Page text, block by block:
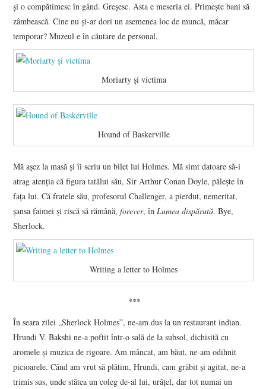
şi o compătimesc în gând. Greşesc. Asta e meseria ei. Primeşte bani să
zâmbească. Cine nu şi-ar dori un asemenea loc de muncă, măcar
temporar? Muzeul e în căutare de personal.
Moriarty şi victima
Hound of Baskerville
Mă aşez la masă şi îi scriu un bilet lui Holmes. Mă simt datoare să-i
atrag atenţia că figura tatălui său, Sir Arthur Conan Doyle, păleşte în
faţa lui. Că fratele său, profesorul Challenger, a pierdut, nemeritat,
şansa faimei şi riscă să rămână,forever, înLumea dispărută. Bye,
Sherlock.
Writing a letter to Holmes
***
În seara zilei „Sherlock Holmes”, ne-am dus la un restaurant indian.
Hrundi V. Bakshi ne-a poftit într-o sală de la subsol, dichisită cu
aromele şi muzica de rigoare. Am mâncat, am băut, ne-am odihnit
picioarele. Când am vrut să plătim, Hrundi, cam grăbit şi agitat, ne-a
trimis sus, unde stătea un coleg de-al lui, urâţel, dar tot numai un